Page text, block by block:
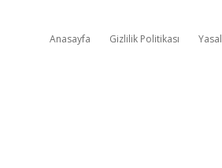
Anasayfa Gizlilik Politikası